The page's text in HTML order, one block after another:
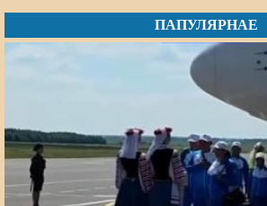
ПАПУЛЯРНАЕ